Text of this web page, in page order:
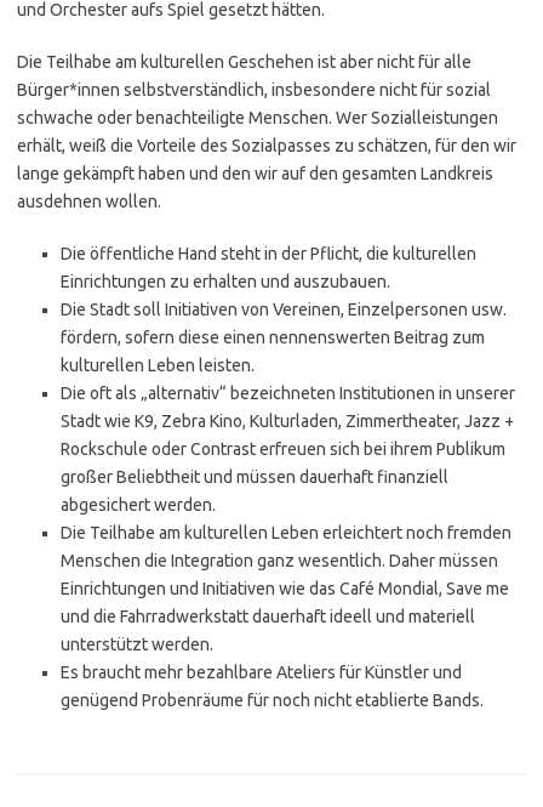
und Orchester aufs Spiel gesetzt hätten.
Die Teilhabe am kulturellen Geschehen ist aber nicht für alle
Bürger*innen selbstverständlich, insbesondere nicht für sozial
schwache oder benachteiligte Menschen. Wer Sozialleistungen
erhält, weiß die Vorteile des Sozialpasses zu schätzen, für den wir
lange gekämpft haben und den wir auf den gesamten Landkreis
ausdehnen wollen.
Die öffentliche Hand steht in der Pflicht, die kulturellen
Einrichtungen zu erhalten und auszubauen.
Die Stadt soll Initiativen von Vereinen, Einzelpersonen usw.
fördern, sofern diese einen nennenswerten Beitrag zum
kulturellen Leben leisten.
Die oft als „alternativ“ bezeichneten Institutionen in unserer
Stadt wie K9, Zebra Kino, Kulturladen, Zimmertheater, Jazz +
Rockschule oder Contrast erfreuen sich bei ihrem Publikum
großer Beliebtheit und müssen dauerhaft finanziell
abgesichert werden.
Die Teilhabe am kulturellen Leben erleichtert noch fremden
Menschen die Integration ganz wesentlich. Daher müssen
Einrichtungen und Initiativen wie das Café Mondial, Save me
und die Fahrradwerkstatt dauerhaft ideell und materiell
unterstützt werden.
Es braucht mehr bezahlbare Ateliers für Künstler und
genügend Probenräume für noch nicht etablierte Bands.